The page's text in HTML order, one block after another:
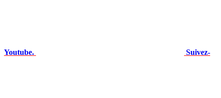
Youtube. Suivez-